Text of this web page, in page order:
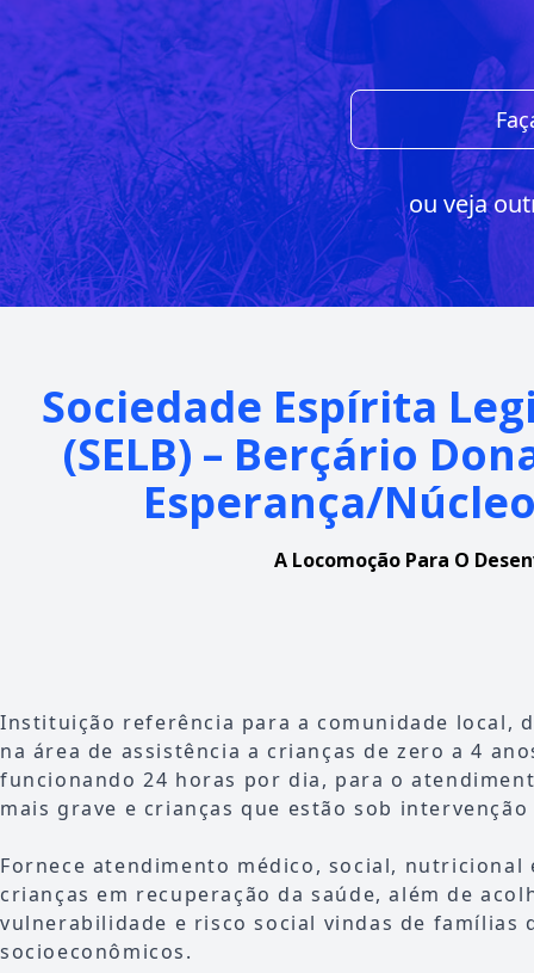
ou veja
Sociedade Espírita
(SELB) – Berçário
Esperança/
A Locomoção Para O
Instituição referência para a comunidade local,
na área de assistência a crianças de zero a 4
funcionando 24 horas por dia, para o
mais grave e crianças que estão sob
Fornece atendimento médico, social,
crianças em recuperação da saúde, além de
vulnerabilidade e risco social vindas de famílias
socioeconômicos.